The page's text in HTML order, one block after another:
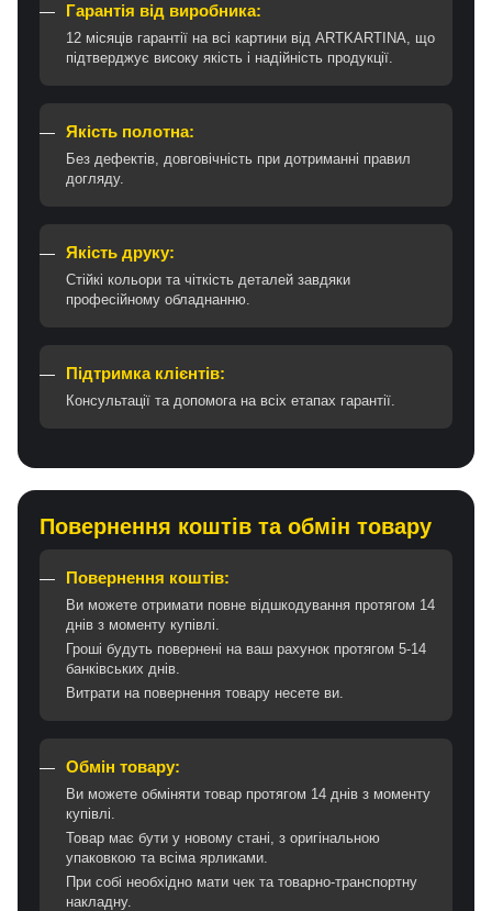
Гарантія від виробника:
12 місяців гарантії на всі картини від ARTKARTINA, що
підтверджує високу якість і надійність продукції.
Якість полотна:
Без дефектів, довговічність при дотриманні правил
догляду.
Якість друку:
Стійкі кольори та чіткість деталей завдяки
професійному обладнанню.
Підтримка клієнтів:
Консультації та допомога на всіх етапах гарантії.
Повернення коштів та обмін товару
Повернення коштів:
Ви можете отримати повне відшкодування протягом 14
днів з моменту купівлі.
Гроші будуть повернені на ваш рахунок протягом 5-14
банківських днів.
Витрати на повернення товару несете ви.
Обмін товару:
Ви можете обміняти товар протягом 14 днів з моменту
купівлі.
Товар має бути у новому стані, з оригінальною
упаковкою та всіма ярликами.
При собі необхідно мати чек та товарно-транспортну
накладну.